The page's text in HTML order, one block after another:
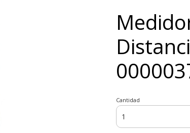
Cantidad